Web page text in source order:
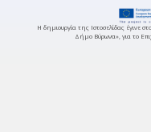
Η δημιουργία της Ιστοσελίδας έγινε
Δήμο Βύρωνα», για το